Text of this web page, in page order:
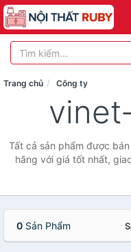
Trang chủ Công ty
Tất cả sản phẩm được
hãng với giá tốt nhất,
0 Sản Phẩm